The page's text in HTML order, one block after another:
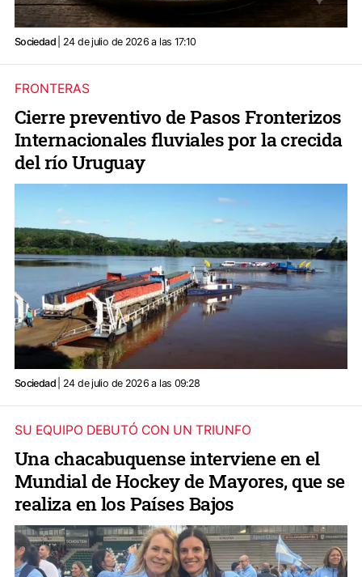
Sociedad | 24 de julio de 2026 a las 17:10
FRONTERAS
Cierre preventivo de Pasos Fronterizos
Internacionales fluviales por la crecida
del río Uruguay
Sociedad | 24 de julio de 2026 a las 09:28
SU EQUIPO DEBUTÓ CON UN TRIUNFO
Una chacabuquense interviene en el
Mundial de Hockey de Mayores, que se
realiza en los Países Bajos